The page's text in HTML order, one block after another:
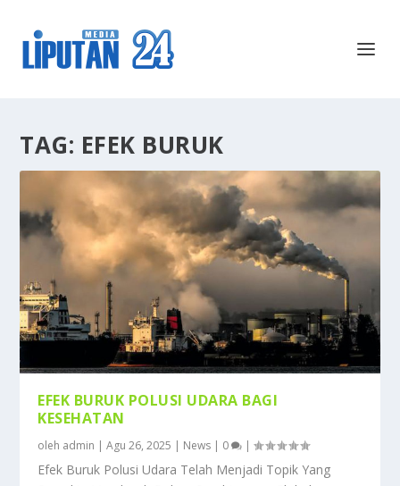
TAG: EFEK BURUK
EFEK BURUK POLUSI UDARA BAGI
KESEHATAN
oleh admin |Agu 26, 2025 News 0 |
Efek Buruk Polusi Udara Telah Menjadi Topik Yang